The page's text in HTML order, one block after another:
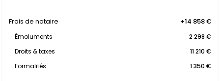
Frais de notaire +14 858 €
Émoluments
2 298 €
Droits & taxes
11 210 €
Formalités
1 350 €